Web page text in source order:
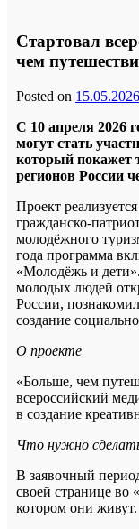
Стартовал
чем
Posted on 15.05.2026
️С 10 апреля 2026
могут стать
который покажет
регионов России
Проект
гражданско-
молодёжного
года программа
«Молодёжь и
молодых людей
России,
создание
О проекте
«Больше, чем
всероссийский
в создание
Что нужно
В заявочный
своей странице во
котором они живут.